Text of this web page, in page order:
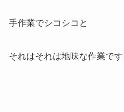
手作業でシコシコと
それはそれは地味な作業です